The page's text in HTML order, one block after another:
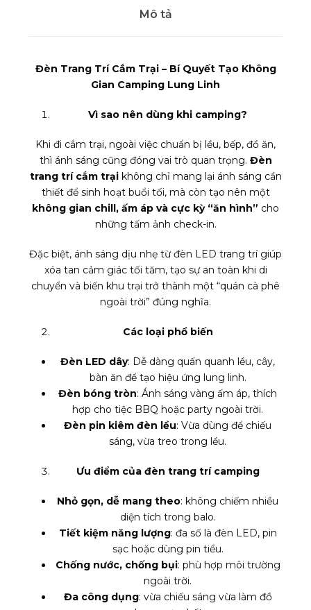
Mô tả
Đèn Trang Trí Cắm Trại – Bí Quyết Tạo Không
Gian Camping Lung Linh
Vì sao nên dùng khi camping?
Khi đi cắm trại, ngoài việc chuẩn bị lều, bếp, đồ ăn,
thì ánh sáng cũng đóng vai trò quan trọng. Đèn
trang trí cắm trạikhông chỉ mang lại ánh sáng cần
thiết để sinh hoạt buổi tối, mà còn tạo nên một
không gian chill, ấm áp và cực kỳ “ăn hình” cho
những tấm ảnh check-in.
Đặc biệt, ánh sáng dịu nhẹ từ đèn LED trang trí giúp
xóa tan cảm giác tối tăm, tạo sự an toàn khi di
chuyển và biến khu trại trở thành một “quán cà phê
ngoài trời” đúng nghĩa.
Các loại phổ biến
Đèn LED dây: Dễ dàng quấn quanh lều, cây,
bàn ăn để tạo hiệu ứng lung linh.
Đèn bóng tròn: Ánh sáng vàng ấm áp, thích
hợp cho tiệc BBQ hoặc party ngoài trời.
Đèn pin kiêm đèn lều: Vừa dùng để chiếu
sáng, vừa treo trong lều.
Ưu điểm của đèn trang trí camping
Nhỏ gọn, dễ mang theo: không chiếm nhiều
diện tích trong balo.
Tiết kiệm năng lượng: đa số là đèn LED, pin
sạc hoặc dùng pin tiểu.
Chống nước, chống bụi: phù hợp môi trường
ngoài trời.
Đa công dụng: vừa chiếu sáng vừa làm đồ